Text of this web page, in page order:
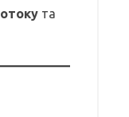
та